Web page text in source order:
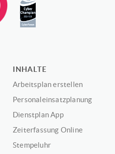
INHALTE
Arbeitsplan erstellen
Personaleinsatzplanung
Dienstplan App
Zeiterfassung Online
Stempeluhr